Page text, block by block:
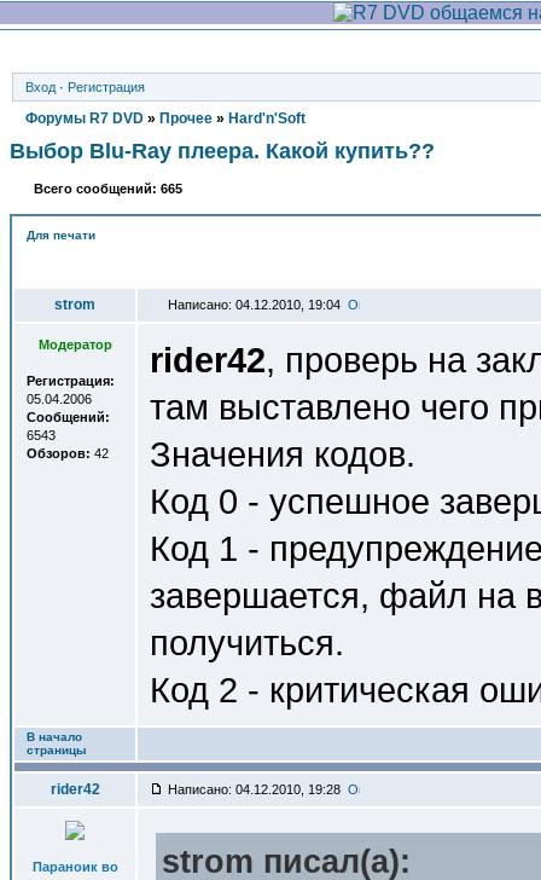
Вход · Регистрация
Форумы R7 DVD » Прочее » Hard'n'Soft
Выбор Blu-Ray плеера. Какой купить??
Всего сообщений: 665
Для печати
strom Написано: 04.12.2010, 19:04
Модератор
Регистрация:
05.04.2006
Сообщений:
6543
Обзоров: 42
rider42, проверь на
там выставлено чего
Значения кодов.
Код 0 - успешное
Код 1 -
завершается, файл на
получиться.
Код 2 - критическая
В начало
страницы
rider42 Написано: 04.12.2010, 19:28
Параноик во
strom писал(a):